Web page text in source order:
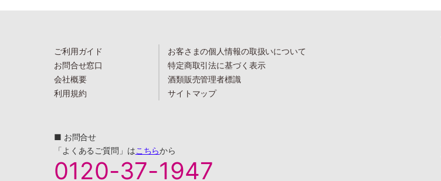
ご利用ガイド
お問合せ窓口
会社概要
利用規約
お客さまの個人情報の取扱いについて
特定商取引法に基づく表示
酒類販売管理者標識
サイトマップ
■ お問合せ
「よくあるご質問」はこちらから
0120-37-1947